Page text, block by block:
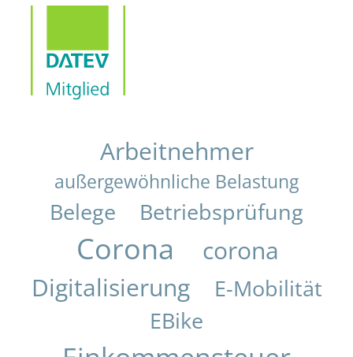
Arbeitnehmer
außergewöhnliche Belastung
Belege Betriebsprüfung
Corona
corona
Digitalisierung
E-Mobilität
EBike